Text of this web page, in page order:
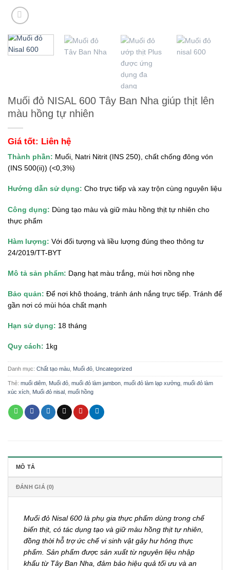
Muối đỏ NISAL 600 Tây Ban Nha giúp thịt lên
màu hồng tự nhiên
Giá tốt: Liên hệ
Thành phần: Muối, Natri Nitrit (INS 250), chất chống đông vón
(INS 500(ii)) (<0,3%)
Hướng dẫn sử dụng: Cho trực tiếp và xay trộn cùng nguyên liệu
Công dụng: Dùng tạo màu và giữ màu hồng thịt tự nhiên cho
thực phẩm
Hàm lượng: Với đối tượng và liều lượng đúng theo thông tư
24/2019/TT-BYT
Mô tả sản phẩm: Dạng hạt màu trắng, mùi hơi nồng nhẹ
Bảo quản: Để nơi khô thoáng, tránh ánh nắng trực tiếp. Tránh để
gần nơi có mùi hóa chất mạnh
Hạn sử dụng: 18 tháng
Quy cách: 1kg
Danh mục: Chất tạo màu Muối đỏ Uncategorized
Thẻ: muối diêm Muối đỏ muối đỏ làm jambon muối đỏ làm lạp xưởng muối đỏ làm
xúc xích Muối đỏ nisal muối hồng
MÔ TẢ
ĐÁNH GIÁ (0)
Muối đỏ Nisal 600 là phụ gia thực phẩm dùng trong chế
biến thịt, có tác dụng tạo và giữ màu hồng thịt tự nhiên,
đồng thời hỗ trợ ức chế vi sinh vật gây hư hỏng thực
phẩm. Sản phẩm được sản xuất từ nguyên liệu nhập
khẩu từ Tây Ban Nha, đảm bảo hiệu quả tối ưu và an